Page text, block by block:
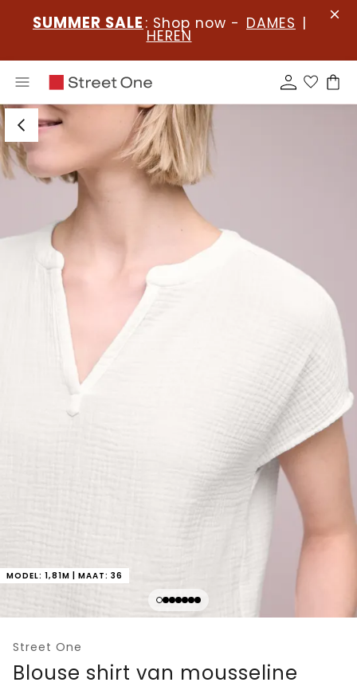
SUMMER SALE : Shop now - DAMES |
HEREN
MODEL: 1,81M | MAAT: 36
Street One
Blouse shirt van mousseline